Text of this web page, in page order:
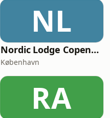
NL
Nordic Lodge Copenhagen
København
RA